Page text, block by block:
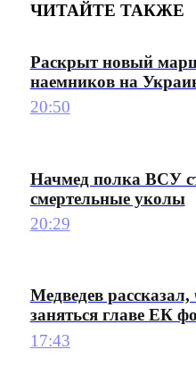
ЧИТАЙТЕ ТАКЖЕ
Раскрыт новый
наемников на
20:50
Начмед полка ВСУ
смертельные уколы
20:29
Медведев рассказал,
заняться главе ЕК
17:43